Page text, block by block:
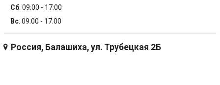
Сб: 09:00 - 17:00
Вс: 09:00 - 17:00
Россия, Балашиха, ул. Трубецкая 2Б